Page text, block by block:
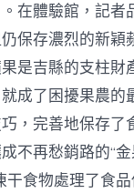
在體驗館，記者
保存濃烈的新穎
吉縣的支柱財產
成了困擾果農的
，完善地保存了
不再愁銷路的“金
食物處理了食品